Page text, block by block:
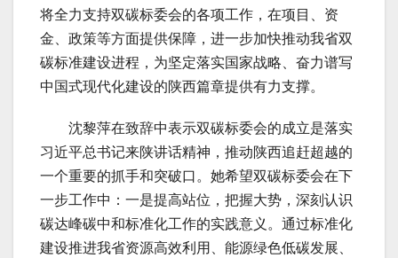
将全力支持双碳标委会的各项工作，在项目、资
金、政策等方面提供保障，进一步加快推动我省双
碳标准建设进程，为坚定落实国家战略、奋力谱写
中国式现代化建设的陕西篇章提供有力支撑。
沈黎萍在致辞中表示双碳标委会的成立是落实
习近平总书记来陕讲话精神，推动陕西追赶超越的
一个重要的抓手和突破口。她希望双碳标委会在下
一步工作中：一是提高站位，把握大势，深刻认识
碳达峰碳中和标准化工作的实践意义。通过标准化
建设推进我省资源高效利用、能源绿色低碳发展、